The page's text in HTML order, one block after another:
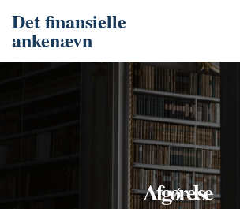
Det finansielle
ankenævn
Afgørelse